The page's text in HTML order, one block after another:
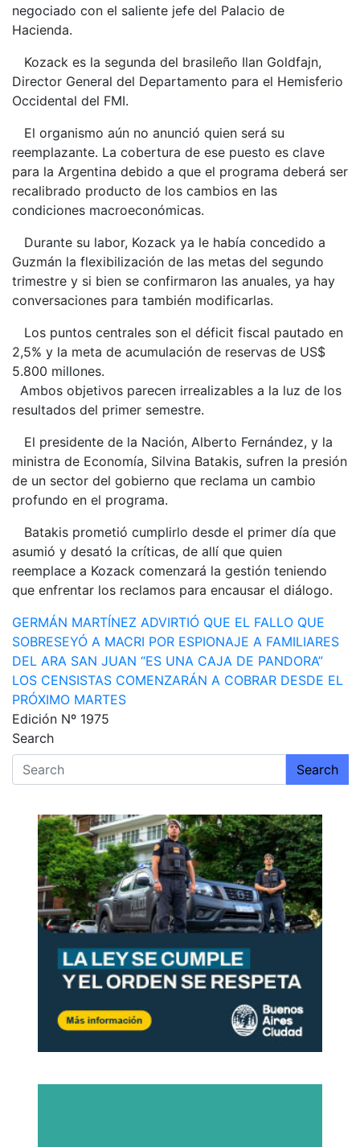
negociado con el saliente jefe del Palacio de
Hacienda.
Kozack es la segunda del brasileño Ilan Goldfajn,
Director General del Departamento para el Hemisferio
Occidental del FMI.
El organismo aún no anunció quien será su
reemplazante. La cobertura de ese puesto es clave
para la Argentina debido a que el programa deberá ser
recalibrado producto de los cambios en las
condiciones macroeconómicas.
Durante su labor, Kozack ya le había concedido a
Guzmán la flexibilización de las metas del segundo
trimestre y si bien se confirmaron las anuales, ya hay
conversaciones para también modificarlas.
Los puntos centrales son el déficit fiscal pautado en
2,5% y la meta de acumulación de reservas de US$
5.800 millones.
Ambos objetivos parecen irrealizables a la luz de los
resultados del primer semestre.
El presidente de la Nación, Alberto Fernández, y la
ministra de Economía, Silvina Batakis, sufren la presión
de un sector del gobierno que reclama un cambio
profundo en el programa.
Batakis prometió cumplirlo desde el primer día que
asumió y desató la críticas, de allí que quien
reemplace a Kozack comenzará la gestión teniendo
que enfrentar los reclamos para encausar el diálogo.
Navegación
de
entradas
GERMÁN MARTÍNEZ ADVIRTIÓ QUE EL FALLO QUE
SOBRESEYÓ A MACRI POR ESPIONAJE A FAMILIARES
DEL ARA SAN JUAN “ES UNA CAJA DE PANDORA”
LOS CENSISTAS COMENZARÁN A COBRAR DESDE EL
PRÓXIMO MARTES
Edición Nº 1975
Search
Search